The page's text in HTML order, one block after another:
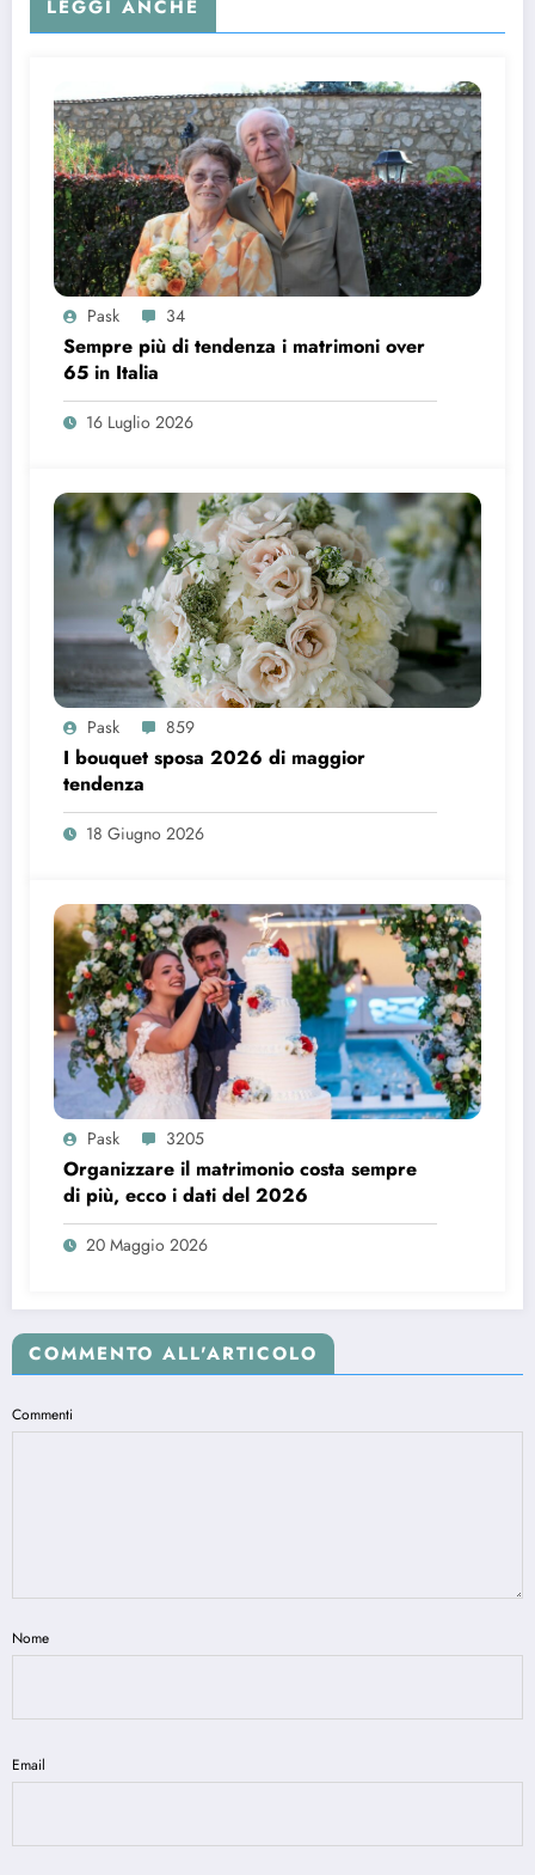
LEGGI ANCHE
Pask 34
Sempre più di tendenza i matrimoni over
65 in Italia
16 Luglio 2026
Pask 859
I bouquet sposa 2026 di maggior
tendenza
18 Giugno 2026
Pask 3205
Organizzare il matrimonio costa sempre
di più, ecco i dati del 2026
20 Maggio 2026
COMMENTO ALL'ARTICOLO
Commenti
Nome
Email